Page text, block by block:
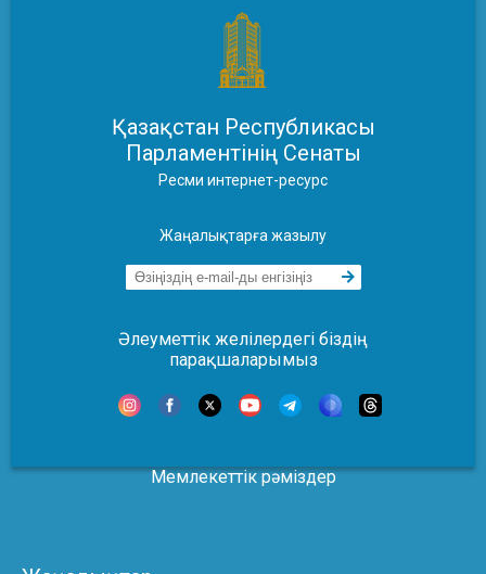
Қазақстан Республикасы
Парламентінің Сенаты
Ресми интернет-ресурс
Жаңалықтарға жазылу
Әлеуметтік желілердегі біздің
парақшаларымыз
Мемлекеттік рәміздер